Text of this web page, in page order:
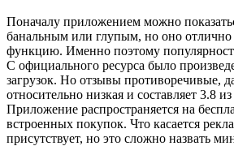
Поначалу приложением можно
банальным или глупым, но оно
функцию. Именно поэтому
С официального ресурса было
загрузок. Но отзывы противоречивые,
относительно низкая и составляет 3.8
Приложение распространяется на
встроенных покупок. Что касается
присутствует, но это сложно назвать